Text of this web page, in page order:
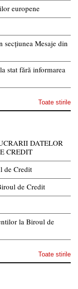
europene
secțiunea Mesaje din
stat fără informarea
Toate stirile
DATELOR
CREDIT
de Credit
de Credit
la Biroul de
Toate stirile